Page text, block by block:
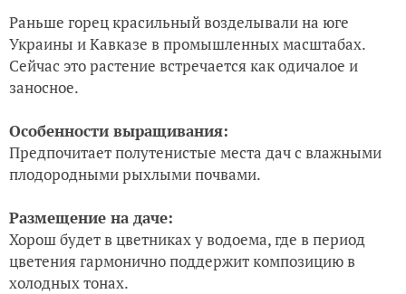
Раньше горец красильный возделывали на юге
Украины и Кавказе в промышленных масштабах.
Сейчас это растение встречается как одичалое и
заносное.
Особенности выращивания:
Предпочитает полутенистые места дач с влажными
плодородными рыхлыми почвами.
Размещение на даче:
Хорош будет в цветниках у водоема, где в период
цветения гармонично поддержит композицию в
холодных тонах.